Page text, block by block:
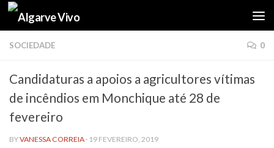
Skip to content
SOCIEDADE 0
Candidaturas a apoios a agricultores vítimas
de incêndios em Monchique até 28 de
fevereiro
BYVANESSA CORREIA · 19 FEVEREIRO, 2019